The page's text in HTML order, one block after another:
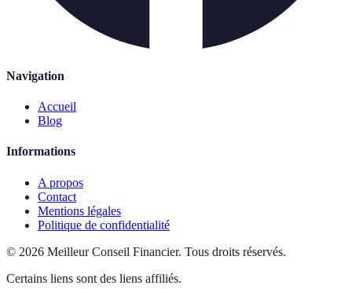
Navigation
Accueil
Blog
Informations
A propos
Contact
Mentions légales
Politique de confidentialité
© 2026 Meilleur Conseil Financier. Tous droits réservés.
Certains liens sont des liens affiliés.